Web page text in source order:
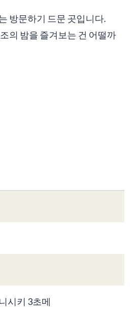
방문하기 드문 곳입니다.
의 밤을 즐겨보는 건 어떨까
시키 3초메